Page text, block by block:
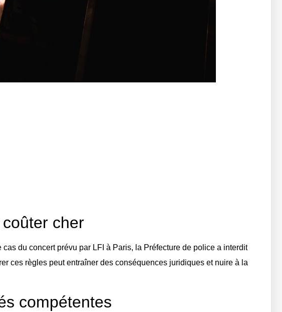
cher
du concert prévu par LFI à Paris, la Préfecture de police a interdit
ces règles peut entraîner des conséquences juridiques et nuire à la
compétentes